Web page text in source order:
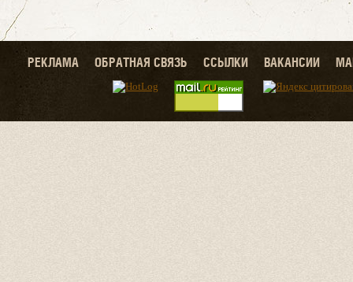
РЕКЛАМА ОБРАТНАЯ СВЯЗЬ ССЫЛКИ ВАКАНСИИ